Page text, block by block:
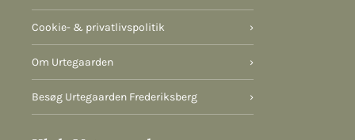
Cookie- & privatlivspolitik ›
Om Urtegaarden ›
Besøg Urtegaarden Frederiksberg ›